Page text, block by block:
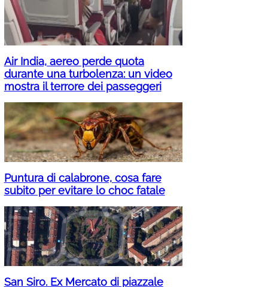
Air India, aereo perde quota
durante una turbolenza: un video
mostra il terrore dei passeggeri
Puntura di calabrone, cosa fare
subito per evitare lo choc fatale
San Siro. Ex Mercato di piazzale